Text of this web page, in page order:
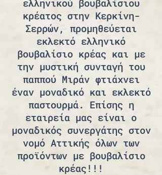
ελληνικού βουβαλίσιου
κρέατος στην Κερκίνη-
Σερρών, προμηθεύεται
εκλεκτό ελληνικό
βουβαλίσιο κρέας και με
την μυστική συνταγή του
παππού Μιράν φτιάχνει
έναν μοναδικό και εκλεκτό
παστουρμά. Επίσης η
εταιρεία μας είναι ο
μοναδικός συνεργάτης στον
νομό Αττικής όλων των
προϊόντων με βουβαλίσιο
κρέας!!!